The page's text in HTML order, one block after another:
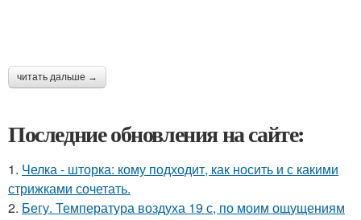
читать дальше →
Последние обновления на сайте:
1. Челка - шторка: кому подходит, как носить и с какими
стрижками сочетать.
2. Бегу. Температура воздуха 19 с, по моим ощущениям